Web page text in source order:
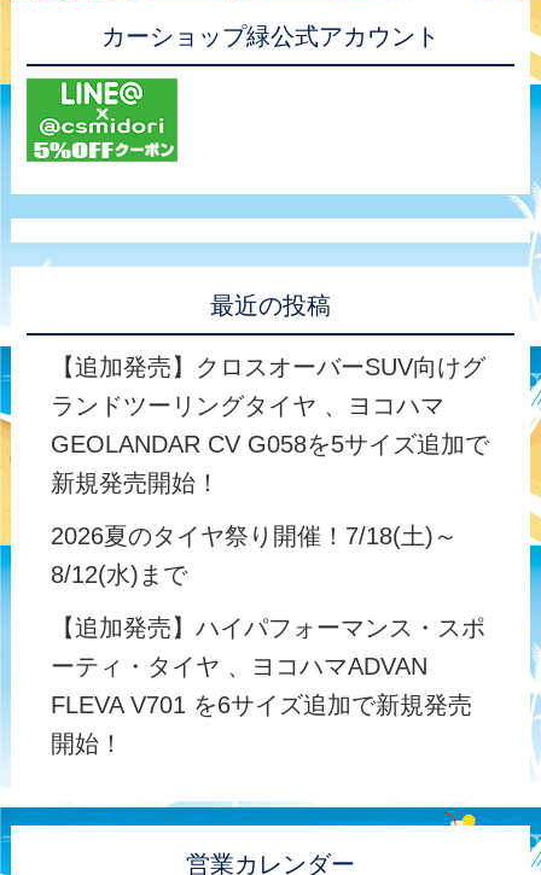
カーショップ緑公式アカウント
最近の投稿
【追加発売】クロスオーバーSUV向けグ
ランドツーリングタイヤ 、ヨコハマ
GEOLANDAR CV G058を5サイズ追加で
新規発売開始！
2026夏のタイヤ祭り開催！7/18(土)～
8/12(水)まで
【追加発売】ハイパフォーマンス・スポ
ーティ・タイヤ 、ヨコハマADVAN
FLEVA V701 を6サイズ追加で新規発売
開始！
営業カレンダー